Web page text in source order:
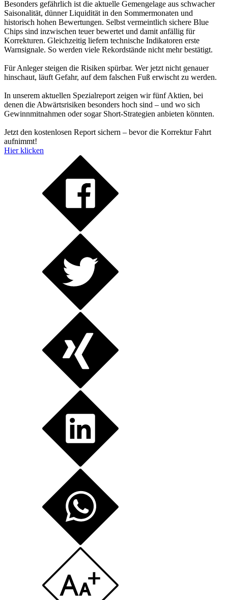
Besonders gefährlich ist die aktuelle Gemengelage aus schwacher
Saisonalität, dünner Liquidität in den Sommermonaten und
historisch hohen Bewertungen. Selbst vermeintlich sichere Blue
Chips sind inzwischen teuer bewertet und damit anfällig für
Korrekturen. Gleichzeitig liefern technische Indikatoren erste
Warnsignale. So werden viele Rekordstände nicht mehr bestätigt.
Für Anleger steigen die Risiken spürbar. Wer jetzt nicht genauer
hinschaut, läuft Gefahr, auf dem falschen Fuß erwischt zu werden.
In unserem aktuellen Spezialreport zeigen wir fünf Aktien, bei
denen die Abwärtsrisiken besonders hoch sind – und wo sich
Gewinnmitnahmen oder sogar Short-Strategien anbieten könnten.
Jetzt den kostenlosen Report sichern – bevor die Korrektur Fahrt
aufnimmt!
Hier klicken